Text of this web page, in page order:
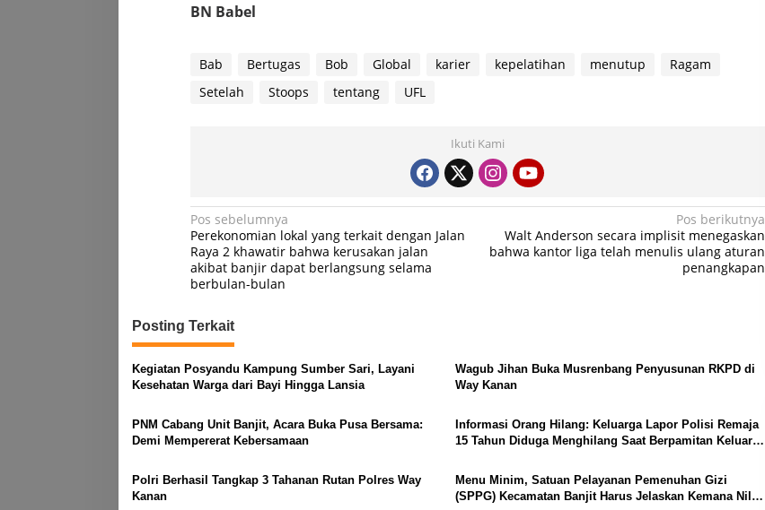
BN Babel
Bab Bertugas Bob Global karier kepelatihan menutup
Ragam
Setelah
Stoops tentang UFL
Ikuti Kami
Navigasi
pos
Pos sebelumnya
Perekonomian lokal yang terkait dengan Jalan
Raya 2 khawatir bahwa kerusakan jalan
akibat banjir dapat berlangsung selama
berbulan-bulan
Pos berikutnya
Walt Anderson secara implisit menegaskan
bahwa kantor liga telah menulis ulang aturan
penangkapan
Posting Terkait
Kegiatan Posyandu Kampung Sumber Sari, Layani
Kesehatan Warga dari Bayi Hingga Lansia
Wagub Jihan Buka Musrenbang Penyusunan RKPD di
Way Kanan
PNM Cabang Unit Banjit, Acara Buka Pusa Bersama:
Demi Mempererat Kebersamaan
Informasi Orang Hilang: Keluarga Lapor Polisi Remaja
15 Tahun Diduga Menghilang Saat Berpamitan Keluar
Polri Berhasil Tangkap 3 Tahanan Rutan Polres Way
Kanan
Menu Minim, Satuan Pelayanan Pemenuhan Gizi
(SPPG) Kecamatan Banjit Harus Jelaskan Kemana Nilai